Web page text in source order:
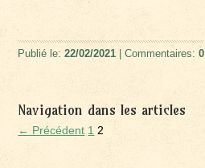
Publié le:22/02/2021 | Commentaires:0
Navigation dans les articles
← Précédent 1 2